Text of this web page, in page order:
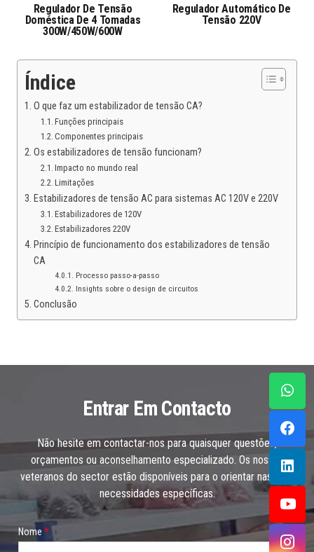
Regulador De Tensão
Doméstica De 4 Tomadas
300W/450W/600W
Regulador Automático De
Tensão 220V
Índice
O que faz um estabilizador de tensão CA?
Funções principais
Componentes principais
Os estabilizadores de tensão funcionam?
Impacto no mundo real
Limitações
Estabilizadores de tensão AC para sistemas AC 120V e 220V
Estabilizadores de 120V
Estabilizadores 220V
Princípio de funcionamento dos estabilizadores de tensão
CA
Processo passo-a-passo
Insights sobre o design de circuitos
Conclusão
Entrar Em Contacto
Não hesite em contactar-nos para quaisquer questões,
orçamentos ou aconselhamento especializado. Os nossos
veteranos do sector estão disponíveis para o orientar nas suas
necessidades específicas.
Nome *